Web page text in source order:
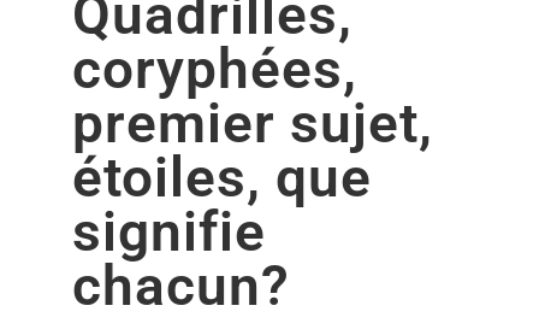
Quadrilles,
coryphées,
premier sujet,
étoiles, que
signifie
chacun?